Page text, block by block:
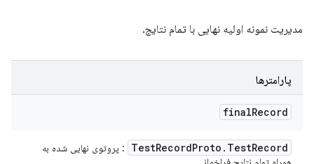
مدیریت نمونه اولیه نهایی با تمام نتایج.
پارامترها
finalRecord
TestRecordProto . TestRecord
: پروتوی نهایی شده به